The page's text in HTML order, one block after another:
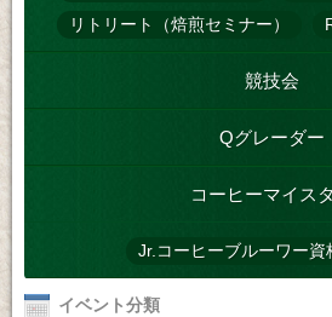
リトリート（焙煎セミナー）
競技会
Qグレーダー
コーヒーマイス
Jr.コーヒーブルーワー資
イベント分類